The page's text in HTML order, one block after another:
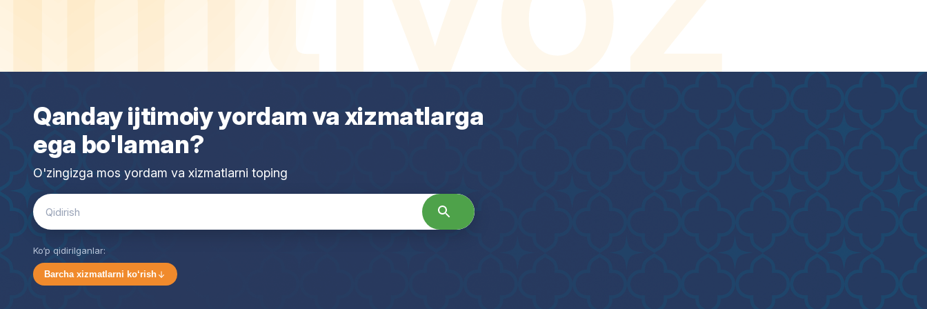
Qanday ijtimoiy yordam va xizmatlarga
ega bo'laman?
O'zingizga mos yordam va xizmatlarni toping
Search
for:
Ko‘p qidirilganlar:
Barcha xizmatlarni ko‘rish